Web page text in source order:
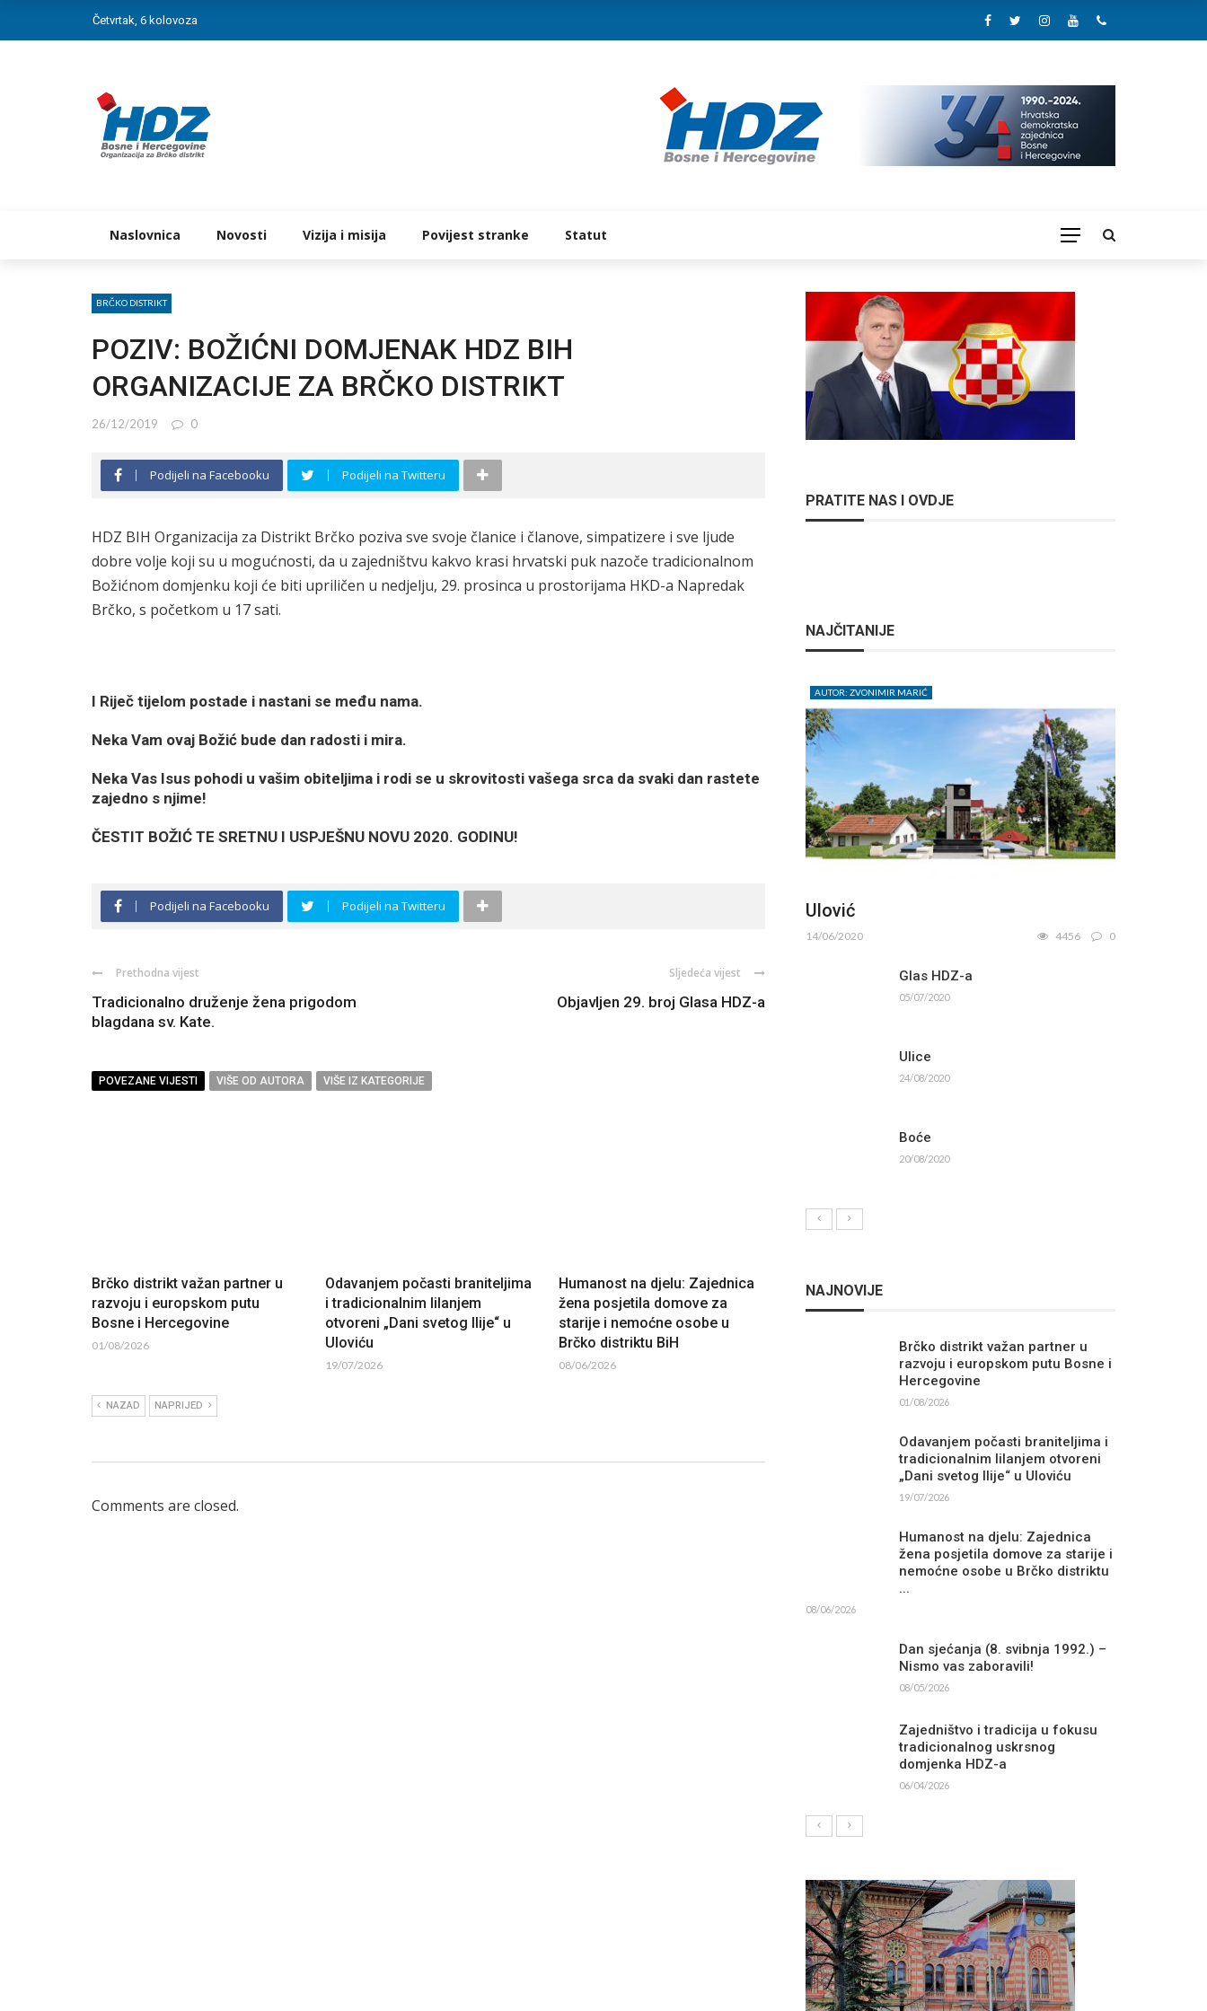
Četvrtak, 6 kolovoza
Naslovnica Novosti Vizija i misija Povijest stranke Statut
BRČKO DISTRIKT
POZIV: BOŽIĆNI DOMJENAK HDZ BIH
ORGANIZACIJE ZA BRČKO DISTRIKT
26/12/2019 0
Podijeli na Facebooku Podijeli na Twitteru
HDZ BIH Organizacija za Distrikt Brčko poziva sve svoje članice i članove, simpatizere i sve ljude
dobre volje koji su u mogućnosti, da u zajedništvu kakvo krasi hrvatski puk nazoče tradicionalnom
Božićnom domjenku koji će biti upriličen u nedjelju, 29. prosinca u prostorijama HKD-a Napredak
Brčko, s početkom u 17 sati.
I Riječ tijelom postade i nastani se među nama.
Neka Vam ovaj Božić bude dan radosti i mira.
Neka Vas Isus pohodi u vašim obiteljima i rodi se u skrovitosti vašega srca da svaki dan rastete
zajedno s njime!
ČESTIT BOŽIĆ TE SRETNU I USPJEŠNU NOVU 2020. GODINU!
Podijeli na Facebooku Podijeli na Twitteru
Prethodna vijest
Tradicionalno druženje žena prigodom
blagdana sv. Kate.
Sljedeća vijest
Objavljen 29. broj Glasa HDZ-a
POVEZANE VIJESTI VIŠE OD AUTORA VIŠE IZ KATEGORIJE
Brčko distrikt važan partner u
razvoju i europskom putu
Bosne i Hercegovine
01/08/2026
Odavanjem počasti braniteljima
i tradicionalnim lilanjem
otvoreni „Dani svetog Ilije“ u
Uloviću
19/07/2026
Humanost na djelu: Zajednica
žena posjetila domove za
starije i nemoćne osobe u
Brčko distriktu BiH
08/06/2026
NAZAD NAPRIJED
Comments are closed.
PRATITE NAS I OVDJE
NAJČITANIJE
AUTOR: ZVONIMIR MARIĆ
Ulović
14/06/2020 4456 0
Glas HDZ-a
05/07/2020
Ulice
24/08/2020
Boće
20/08/2020
NAJNOVIJE
Brčko distrikt važan partner u
razvoju i europskom putu Bosne i
Hercegovine
01/08/2026
Odavanjem počasti braniteljima i
tradicionalnim lilanjem otvoreni
„Dani svetog Ilije“ u Uloviću
19/07/2026
Humanost na djelu: Zajednica
žena posjetila domove za starije i
nemoćne osobe u Brčko distriktu
...
08/06/2026
Dan sjećanja (8. svibnja 1992.) –
Nismo vas zaboravili!
08/05/2026
Zajedništvo i tradicija u fokusu
tradicionalnog uskrsnog
domjenka HDZ-a
06/04/2026